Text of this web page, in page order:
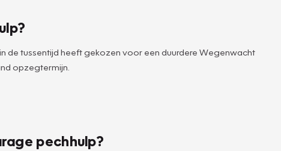
de tussentijd heeft gekozen voor een duurdere Wegenwacht
opzegtermijn.
pechhulp?